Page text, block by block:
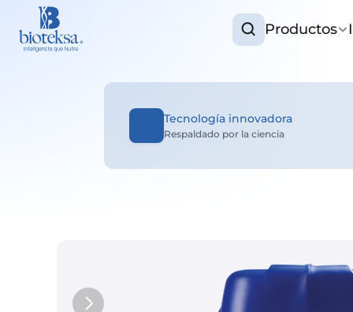
Productos
Tecnología innovadora
Respaldado por la ciencia